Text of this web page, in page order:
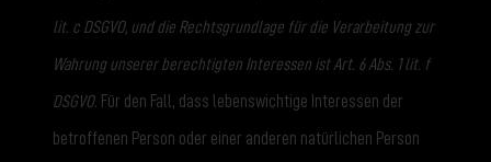
lit. c DSGVO, und die Rechtsgrundlage für die Verarbeitung zur
Wahrung unserer berechtigten Interessen ist Art. 6 Abs. 1 lit. f
DSGVO. Für den Fall, dass lebenswichtige Interessen der
betroffenen Person oder einer anderen natürlichen Person